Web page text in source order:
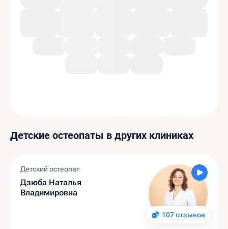
Детские остеопаты в других клиниках
107 отзывов
Детский остеопат
Дзюба Наталья
Владимировна